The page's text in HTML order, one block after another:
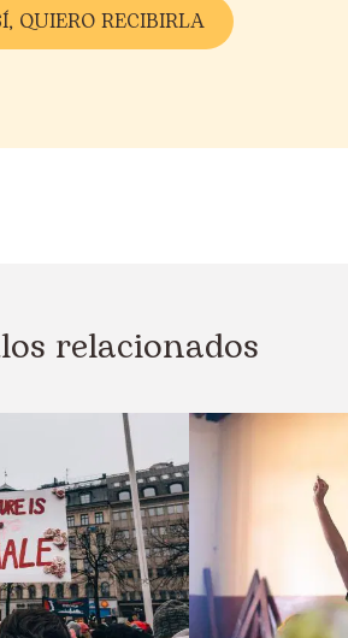
relacionados